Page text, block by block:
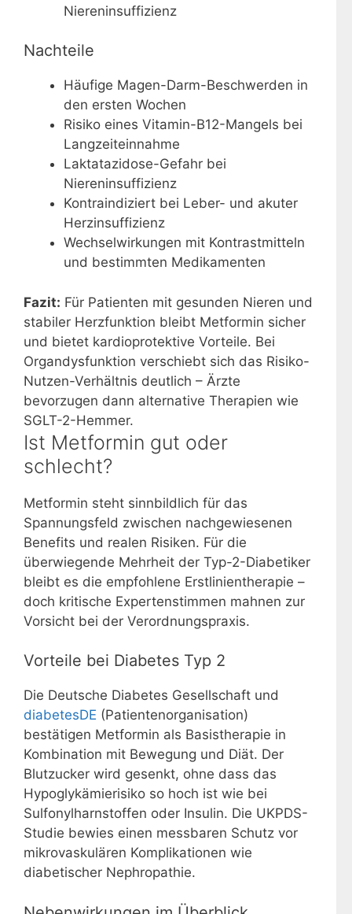
Niereninsuffizienz
Nachteile
Häufige Magen-Darm-Beschwerden in
den ersten Wochen
Risiko eines Vitamin-B12-Mangels bei
Langzeiteinnahme
Laktatazidose-Gefahr bei
Niereninsuffizienz
Kontraindiziert bei Leber- und akuter
Herzinsuffizienz
Wechselwirkungen mit Kontrastmitteln
und bestimmten Medikamenten
Fazit: Für Patienten mit gesunden Nieren und
stabiler Herzfunktion bleibt Metformin sicher
und bietet kardioprotektive Vorteile. Bei
Organdysfunktion verschiebt sich das Risiko-
Nutzen-Verhältnis deutlich – Ärzte
bevorzugen dann alternative Therapien wie
SGLT-2-Hemmer.
Ist Metformin gut oder
schlecht?
Metformin steht sinnbildlich für das
Spannungsfeld zwischen nachgewiesenen
Benefits und realen Risiken. Für die
überwiegende Mehrheit der Typ-2-Diabetiker
bleibt es die empfohlene Erstlinientherapie –
doch kritische Expertenstimmen mahnen zur
Vorsicht bei der Verordnungspraxis.
Vorteile bei Diabetes Typ 2
Die Deutsche Diabetes Gesellschaft und
diabetesDE (Patientenorganisation)
bestätigen Metformin als Basistherapie in
Kombination mit Bewegung und Diät. Der
Blutzucker wird gesenkt, ohne dass das
Hypoglykämierisiko so hoch ist wie bei
Sulfonylharnstoffen oder Insulin. Die UKPDS-
Studie bewies einen messbaren Schutz vor
mikrovaskulären Komplikationen wie
diabetischer Nephropathie.